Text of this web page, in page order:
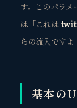
す。このパラ
は「これは
らの流入ですよ
基本の